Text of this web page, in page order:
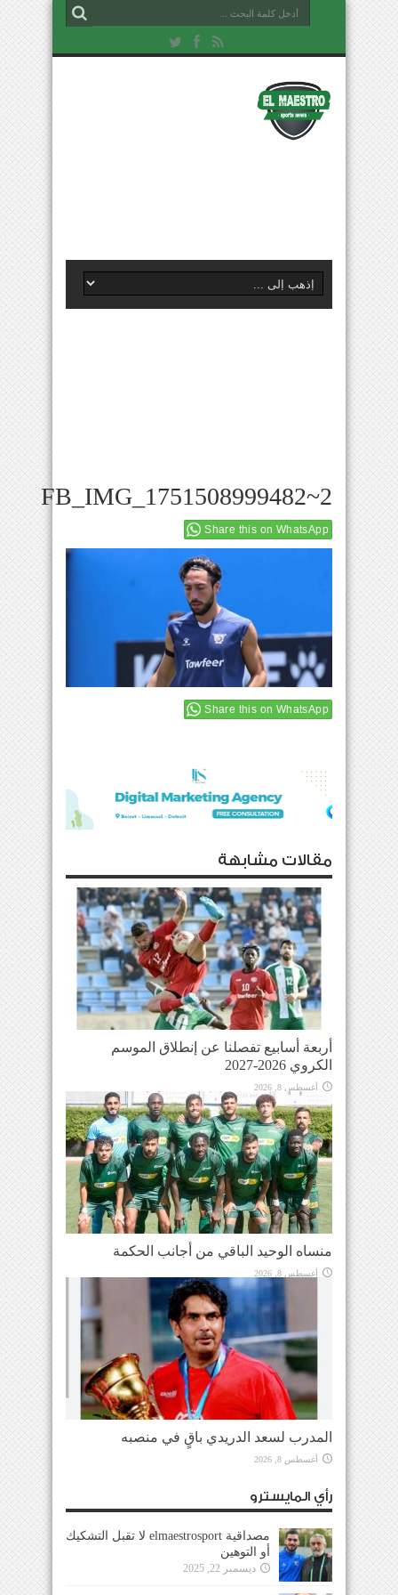
FB_IMG_1751508999482~2
Share this on WhatsApp
Share this on WhatsApp
مقالات مشابهة
أربعة أسابيع تفصلنا عن إنطلاق الموسم
الكروي 2026-2027
أغسطس 8, 2026
منساه الوحيد الباقي من أجانب الحكمة
أغسطس 8, 2026
المدرب لسعد الدريدي باقٍ في منصبه
أغسطس 8, 2026
رأي المايسترو
مصداقية elmaestrosport لا تقبل التشكيك
أو التوهين
ديسمبر 22, 2025